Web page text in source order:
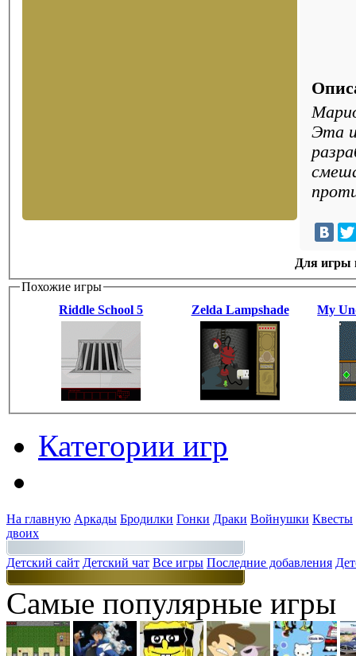
Эта
Для игры
Похожие игры
Riddle School 5
Zelda Lampshade My
Категории игр
На главную Аркады Бродилки Гонки Драки Войнушки Квесты
двоих
Детский сайт Детский чат Все игры Последние добавления
Самые популярные игры